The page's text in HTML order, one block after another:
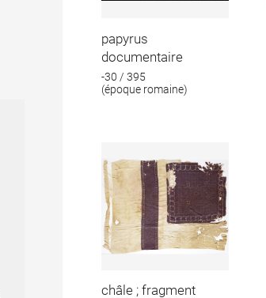
papyrus
documentaire
-30 / 395
(époque romaine)
châle ; fragment